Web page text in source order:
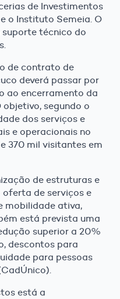
de Investimentos
o Instituto Semeia. O
técnico do
de contrato de
deverá passar por
ao encerramento da
segundo o
dos serviços e
e operacionais no
370 mil visitantes em
de estruturas e
de serviços e
mobilidade ativa,
está prevista uma
superior a 20%
descontos para
para pessoas
está a